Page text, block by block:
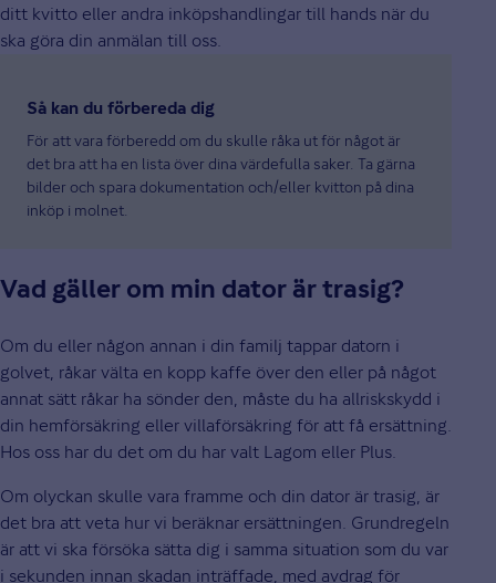
ditt kvitto eller andra inköpshandlingar till hands när du
ska göra din anmälan till oss.
Så kan du förbereda dig
För att vara förberedd om du skulle råka ut för något är
det bra att ha en lista över dina värdefulla saker. Ta gärna
bilder och spara dokumentation och/eller kvitton på dina
inköp i molnet.
Vad gäller om min dator är trasig?
Om du eller någon annan i din familj tappar datorn i
golvet, råkar välta en kopp kaffe över den eller på något
annat sätt råkar ha sönder den, måste du ha allriskskydd i
din hemförsäkring eller villaförsäkring för att få ersättning.
Hos oss har du det om du har valt Lagom eller Plus.
Om olyckan skulle vara framme och din dator är trasig, är
det bra att veta hur vi beräknar ersättningen. Grundregeln
är att vi ska försöka sätta dig i samma situation som du var
i sekunden innan skadan inträffade, med avdrag för